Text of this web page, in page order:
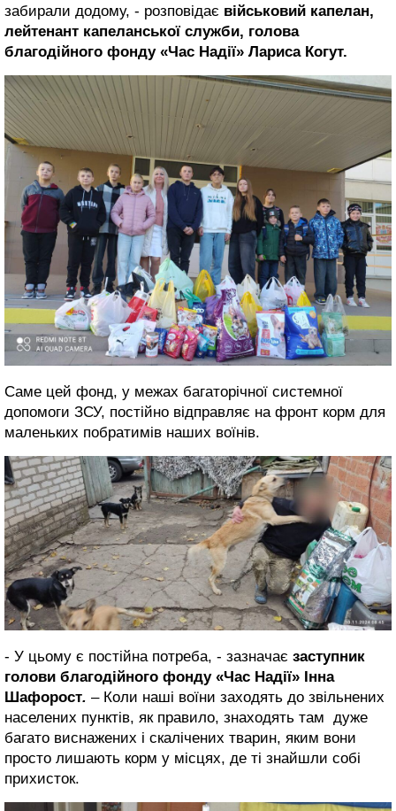
забирали додому, - розповідає військовий капелан,
лейтенант капеланської служби, голова
благодійного фонду «Час Надії» Лариса Когут.
Саме цей фонд, у межах багаторічної системної
допомоги ЗСУ, постійно відправляє на фронт корм для
маленьких побратимів наших воїнів.
- У цьому є постійна потреба, - зазначає заступник
голови благодійного фонду «Час Надії» Інна
Шафорост. – Коли наші воїни заходять до звільнених
населених пунктів, як правило, знаходять там дуже
багато виснажених і скалічених тварин, яким вони
просто лишають корм у місцях, де ті знайшли собі
прихисток.